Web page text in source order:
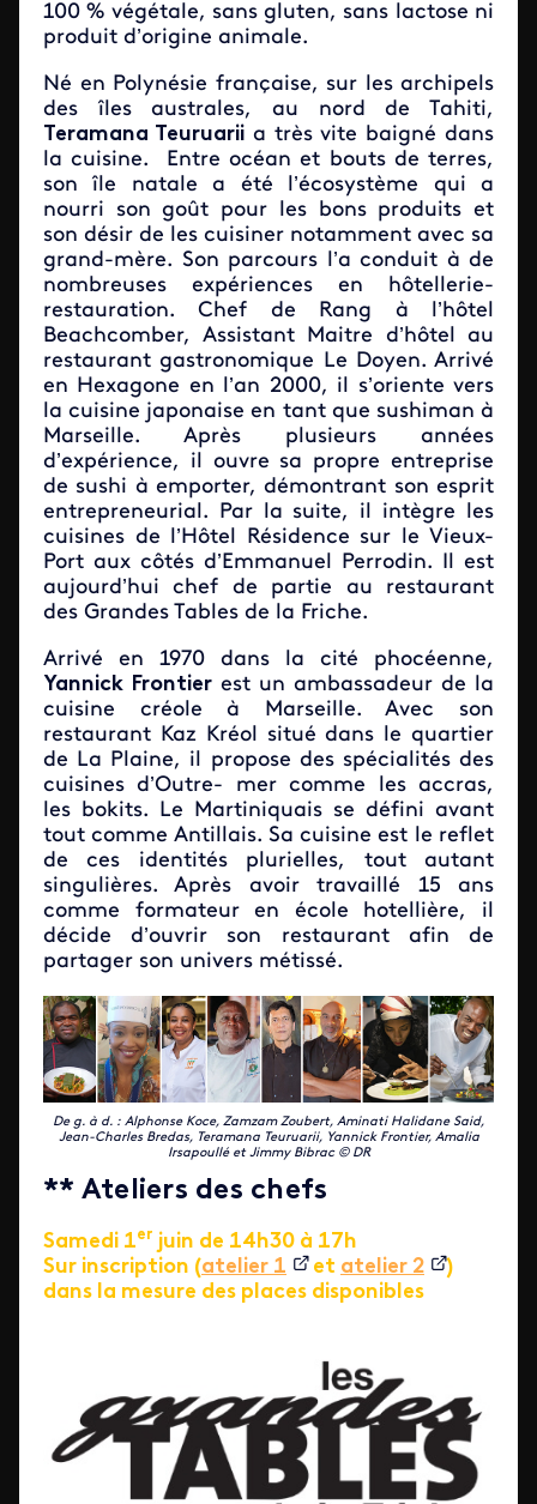
100 % végétale, sans gluten, sans lactose ni
produit d’origine animale.
Né en Polynésie française, sur les archipels
des îles australes, au nord de Tahiti,
Teramana Teuruariia très vite baigné dans
la cuisine. Entre océan et bouts de terres,
son île natale a été l’écosystème qui a
nourri son goût pour les bons produits et
son désir de les cuisiner notamment avec sa
grand-mère. Son parcours l’a conduit à de
nombreuses expériences en hôtellerie-
restauration. Chef de Rang à l’hôtel
Beachcomber, Assistant Maitre d’hôtel au
restaurant gastronomique Le Doyen. Arrivé
en Hexagone en l’an 2000, il s’oriente vers
la cuisine japonaise en tant que sushiman à
Marseille. Après plusieurs années
d’expérience, il ouvre sa propre entreprise
de sushi à emporter, démontrant son esprit
entrepreneurial. Par la suite, il intègre les
cuisines de l’Hôtel Résidence sur le Vieux-
Port aux côtés d’Emmanuel Perrodin. Il est
aujourd’hui chef de partie au restaurant
des Grandes Tables de la Friche.
Arrivé en 1970 dans la cité phocéenne,
Yannick Frontier est un ambassadeur de la
cuisine créole à Marseille. Avec son
restaurant Kaz Kréol situé dans le quartier
de La Plaine, il propose des spécialités des
cuisines d’Outre- mer comme les accras,
les bokits. Le Martiniquais se défini avant
tout comme Antillais. Sa cuisine est le reflet
de ces identités plurielles, tout autant
singulières. Après avoir travaillé 15 ans
comme formateur en école hotellière, il
décide d’ouvrir son restaurant afin de
partager son univers métissé.
De g. à d. : Alphonse Koce, Zamzam Zoubert, Aminati Halidane Said,
Jean-Charles Bredas, Teramana Teuruarii, Yannick Frontier, Amalia
Irsapoullé et Jimmy Bibrac © DR
** Ateliers des chefs
Samedi 1er juin de 14h30 à 17h
Sur inscription (atelier 1 et atelier 2
)
dans la mesure des places disponibles